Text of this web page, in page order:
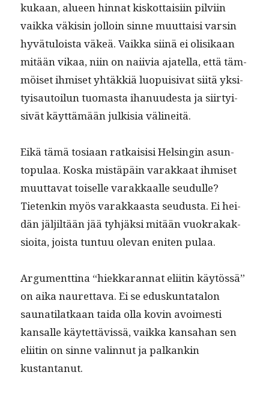
kukaan, alueen hin­nat kiskot­taisi­in pil­vi­in
vaik­ka väk­isin jol­loin sinne muut­taisi varsin
hyvä­tu­loista väkeä. Vaik­ka siinä ei olisikaan
mitään vikaa, niin on nai­ivia ajatel­la, että täm­
möiset ihmiset yhtäkkiä luopuisi­vat siitä yksi­
ty­isautoilun tuo­mas­ta ihanu­ud­es­ta ja siir­ty­i­
sivät käyt­tämään julk­isia välineitä.
Eikä tämä tosi­aan ratkai­sisi Helsin­gin asun­
top­u­laa. Kos­ka mis­täpäin varakkaat ihmiset
muut­ta­vat toiselle varakkaalle seudulle?
Tietenkin myös varakkaas­ta seudus­ta. Ei hei­
dän jäljiltään jää tyhjäk­si mitään vuokrakak­
sioi­ta, joista tun­tuu ole­van eniten pulaa.
Argu­ment­ti­na “hiekkaran­nat eli­itin käytössä”
on aika nau­ret­ta­va. Ei se eduskun­tat­alon
saunati­latkaan tai­da olla kovin avoimesti
kansalle käytet­tävis­sä, vaik­ka kansa­han sen
eli­itin on sinne valin­nut ja palkankin
kustantanut.